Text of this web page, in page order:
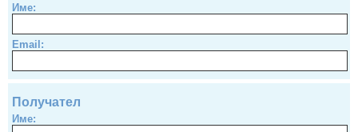
Име:
Email:
Получател
Име: